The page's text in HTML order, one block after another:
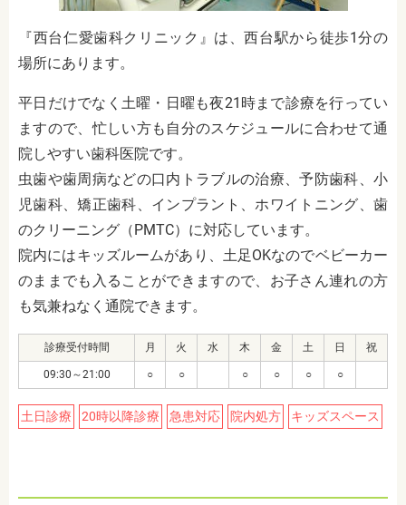
『西台仁愛歯科クリニック』は、西台駅から徒歩1分の
場所にあります。
平日だけでなく土曜・日曜も夜21時まで診療を行ってい
ますので、忙しい方も自分のスケジュールに合わせて通
院しやすい歯科医院です。
虫歯や歯周病などの口内トラブルの治療、予防歯科、小
児歯科、矯正歯科、インプラント、ホワイトニング、歯
のクリーニング（PMTC）に対応しています。
院内にはキッズルームがあり、土足OKなのでベビーカー
のままでも入ることができますので、お子さん連れの方
も気兼ねなく通院できます。
診療受付時間 月 火 水 木 金 土 日 祝
09:30～21:00 ○ ○ ○ ○ ○ ○
土日診療 20時以降診療 急患対応 院内処方 キッズスペース